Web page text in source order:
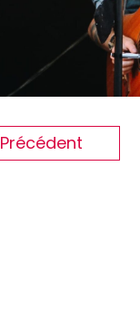
Précédent